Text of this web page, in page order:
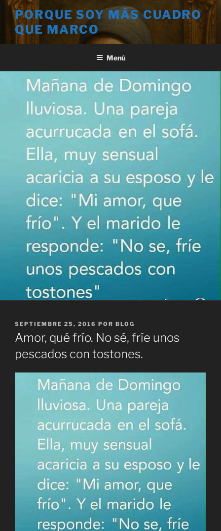
Saltar
contenido
PORQUE SOY MÁS CUADRO
QUE MARCO
Menú
PUBLICADO
EL
SEPTIEMBRE 25, 2016 POR BLOG
Amor, qué frío. No sé, fríe unos
pescados con tostones.